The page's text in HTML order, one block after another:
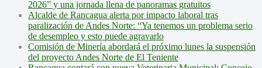
2026” y una jornada llena de panoramas gratuitos
Alcalde de Rancagua alerta por impacto laboral tras
paralización de Andes Norte: “Ya tenemos un problema serio
de desempleo y esto puede agravarlo
Comisión de Minería abordará el próximo lunes la suspensión
del proyecto Andes Norte de El Teniente